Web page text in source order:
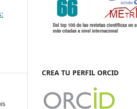
CREA TU PERFIL ORCID